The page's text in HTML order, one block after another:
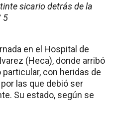
sicario detrás de la
5
en el Hospital de
(Heca), donde arribó
con heridas de
las que debió ser
Su estado, según se